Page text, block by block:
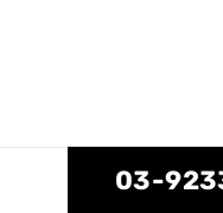
03-